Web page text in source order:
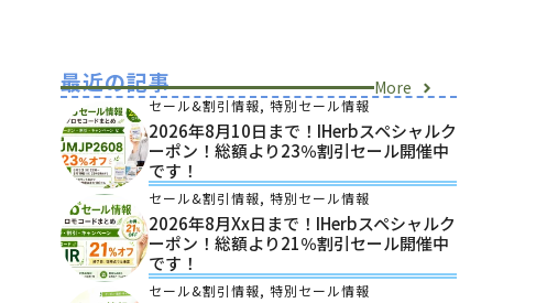
最近の記事 More
セール&割引情報, 特別セール情報
2026年8月10日まで！iHerbスペシャルク
ーポン！総額より23％割引セール開催中
です！
セール&割引情報, 特別セール情報
2026年8月xx日まで！iHerbスペシャルク
ーポン！総額より21％割引セール開催中
です！
セール&割引情報, 特別セール情報